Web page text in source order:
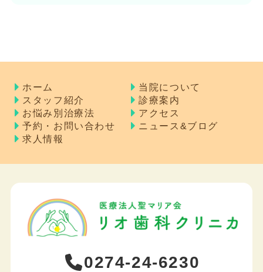
ホーム
当院について
スタッフ紹介
診療案内
お悩み別治療法
アクセス
予約・お問い合わせ
ニュース&ブログ
求人情報
0274-24-6230